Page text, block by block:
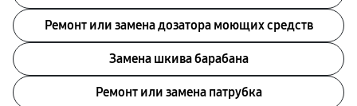
Ремонт или замена дозатора моющих средств
Замена шкива барабана
Ремонт или замена патрубка